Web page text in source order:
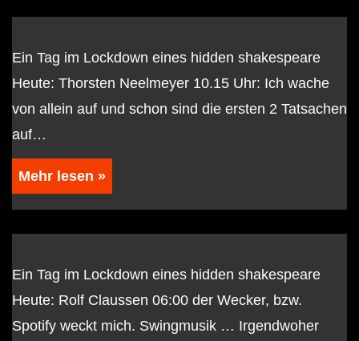
Ein Tag im Lockdown eines hidden shakespeare
Heute: Thorsten Neelmeyer 10.15 Uhr: Ich wache
von allein auf und schon sind die ersten 2 Tatsachen
auf…
Mehr lesen »
Ein Tag im Lockdown eines hidden shakespeare
Heute: Rolf Claussen 06:00 der Wecker, bzw.
Spotify weckt mich. Swingmusik … Irgendwoher